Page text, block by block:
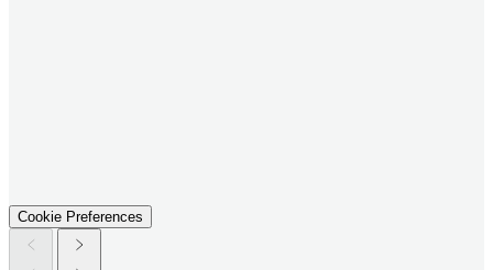
Cookie Preferences